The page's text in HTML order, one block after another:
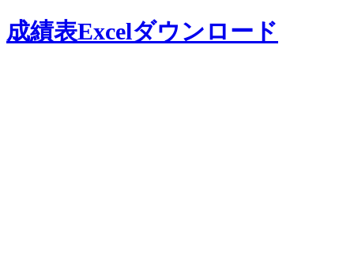
成績表Excelダウンロード